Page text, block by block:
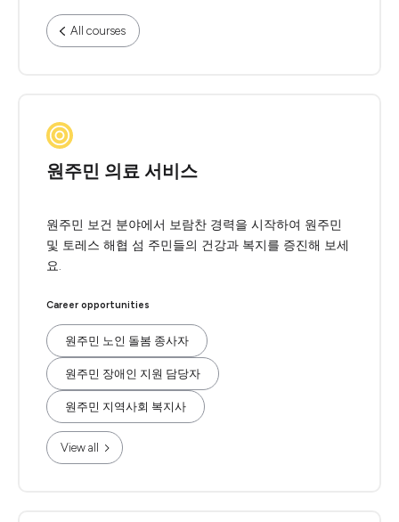
All courses
원주민 의료 서비스
원주민 보건 분야에서 보람찬 경력을 시작하여 원주민
및 토레스 해협 섬 주민들의 건강과 복지를 증진해 보세
요.
Career opportunities
원주민 노인 돌봄 종사자
원주민 장애인 지원 담당자
원주민 지역사회 복지사
View all